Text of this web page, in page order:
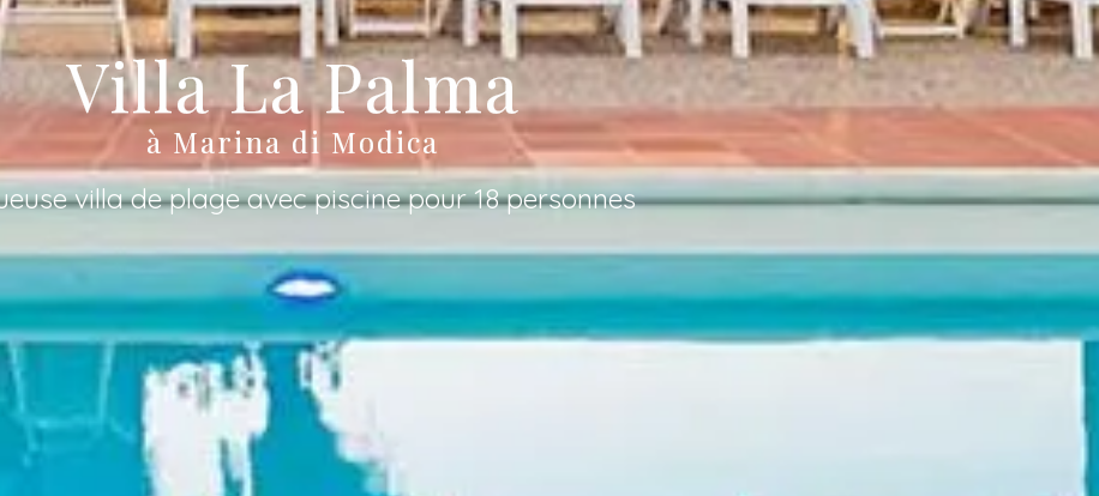
Villa La Palma
à Marina di Modica
villa de plage avec piscine pour 18 personnes